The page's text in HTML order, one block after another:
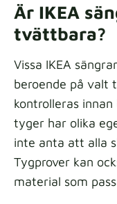
Är IKEA
tvättbara?
Vissa IKEA
beroende på valt
kontrolleras
tyger har olika
inte anta att alla
Tygprover kan
material som